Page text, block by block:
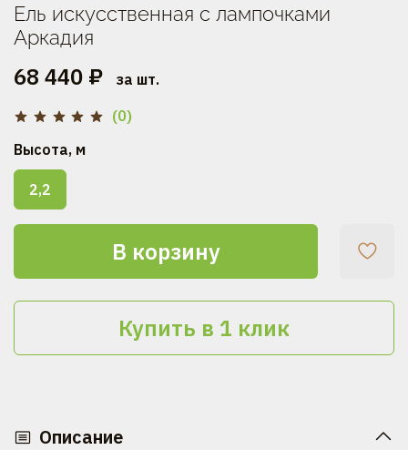
(0)
Ель искусственная с лампочками
Аркадия
68 440 ₽ за шт.
В корзину
Купить в 1 клик
Высота, м
2,2
Описание